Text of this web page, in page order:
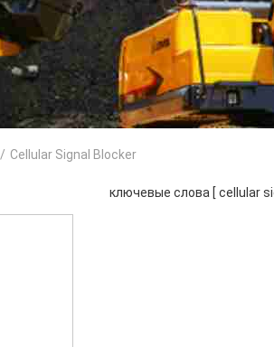
/ Cellular Signal Blocker
ключевые слова [ cellular